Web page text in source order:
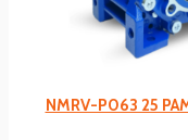
NMRV-P063 25